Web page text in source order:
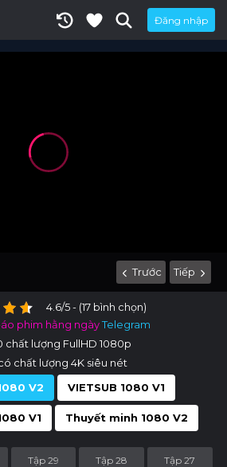
Đăng nhập
Trước Tiếp
4.6/5 - (17 bình chọn)
phim hằng ngàyTelegram
chất lượng FullHD 1080p
chất lượng 4K siêu nét
V2
VIETSUB 1080 V1
V1 Thuyết minh 1080 V2
Tập 29 Tập 28 Tập 27